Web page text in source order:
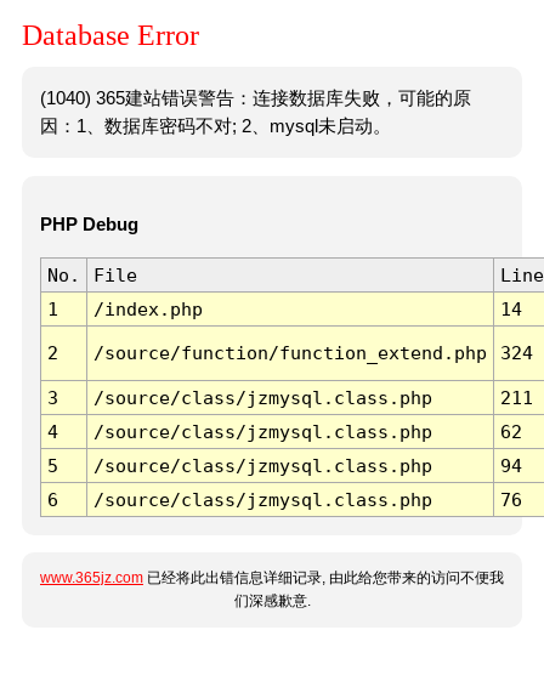
Database Error
(1040) 365建站错误警告：连接数据库失败，可能的原
因：1、数据库密码不对; 2、mysql未启动。
PHP Debug
No. File
Line
1
/index.php 14
2 /source/function/function_extend.php 324
3 /source/class/jzmysql.class.php
211
4
/source/class/jzmysql.class.php
62
5
/source/class/jzmysql.class.php
94
6
/source/class/jzmysql.class.php 76
www.365jz.com 已经将此出错信息详细记录, 由此给您带来的访问不便我
们深感歉意.